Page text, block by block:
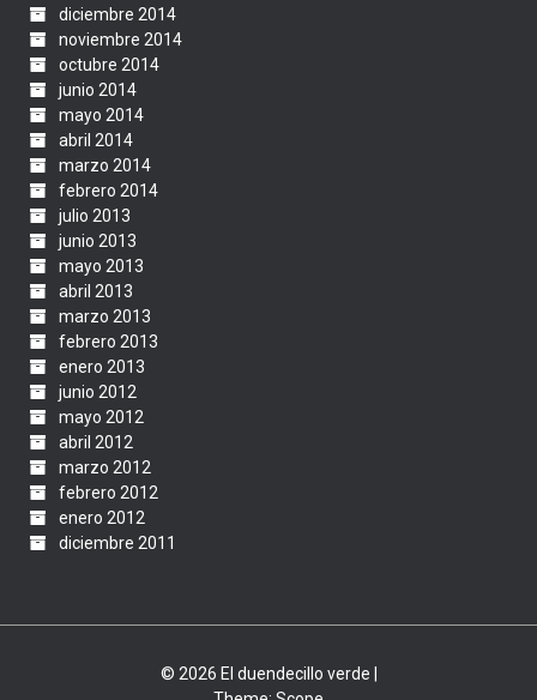
diciembre 2014
noviembre 2014
octubre 2014
junio 2014
mayo 2014
abril 2014
marzo 2014
febrero 2014
julio 2013
junio 2013
mayo 2013
abril 2013
marzo 2013
febrero 2013
enero 2013
junio 2012
mayo 2012
abril 2012
marzo 2012
febrero 2012
enero 2012
diciembre 2011
© 2026 El duendecillo verde |